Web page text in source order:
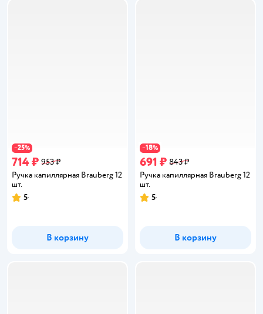
−25%
714 ₽ 953 ₽
Ручка капиллярная Brauberg 12
шт.
Рейтинг:
5
В корзину
−18%
691 ₽ 843 ₽
Ручка капиллярная Brauberg 12
шт.
Рейтинг:
5
В корзину